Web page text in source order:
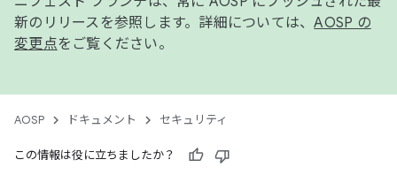
新のリリースを参照します。詳細については、AOSP の
変更点をご覧ください。
AOSP ドキュメント セキュリティ
この情報は役に立ちましたか？